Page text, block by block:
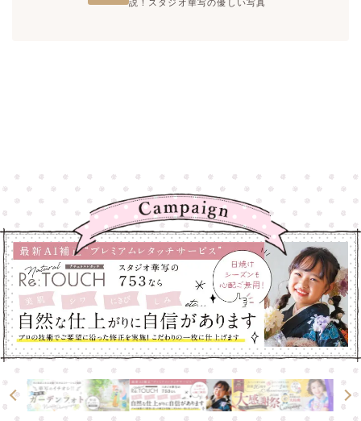
説！スタジオ華写の優しい写真